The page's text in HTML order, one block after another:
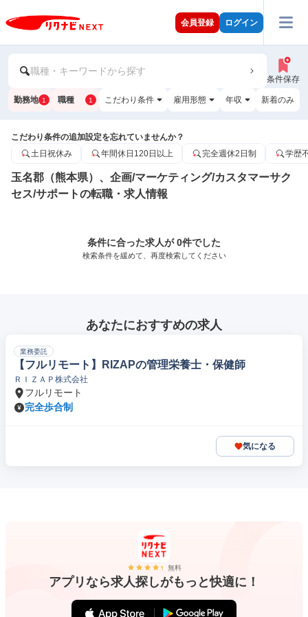
会員登録 ログイン
職種・キーワードから探す
条件保存
勤務地 1 職種 1 こだわり条件 雇用形態 年収 新着のみ
こだわり条件の追加設定を忘れていませんか？
土日祝休み
年間休日120日以上 完全週休2日制 学歴
玉名郡（熊本県）、企画/マーケティング/カスタマーサク
セス/サポートの転職・求人情報
条件に合った求人が 0件でした
検索条件を緩めて、再度検索してください
あなたにおすすめの求人
業務委託
【フルリモート】RIZAPの管理栄養士・保健師
ＲＩＺＡＰ株式会社
フルリモート
完全歩合制
気になる
無料
アプリなら求人探しがもっと快適に！